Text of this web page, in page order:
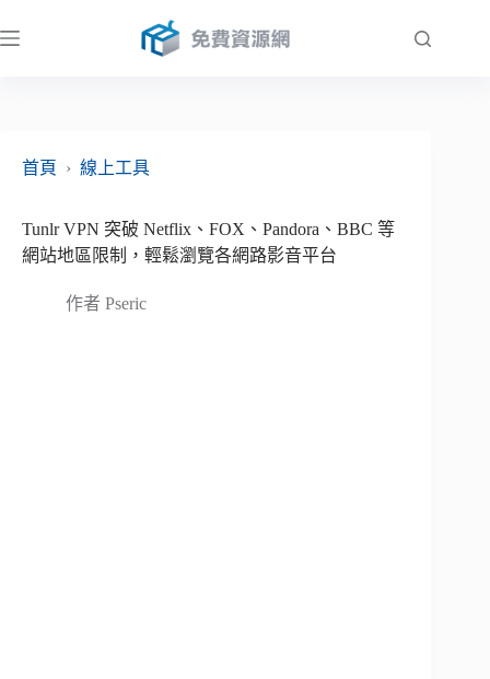
至
首頁
› 線上工具
Tunlr VPN 突破 Netflix、FOX、Pandora、BBC 等
網站地區限制，輕鬆瀏覽各網路影音平台
作者 Pseric